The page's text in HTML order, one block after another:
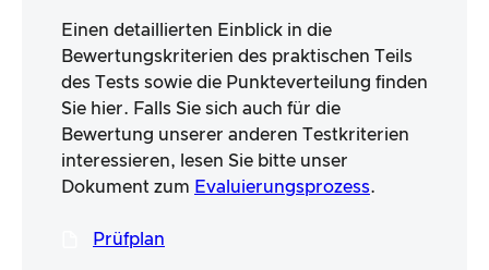
Einen detaillierten Einblick in die
Bewertungskriterien des praktischen Teils
des Tests sowie die Punkteverteilung finden
Sie hier. Falls Sie sich auch für die
Bewertung unserer anderen Testkriterien
interessieren, lesen Sie bitte unser
Dokument zum Evaluierungsprozess.
Prüfplan